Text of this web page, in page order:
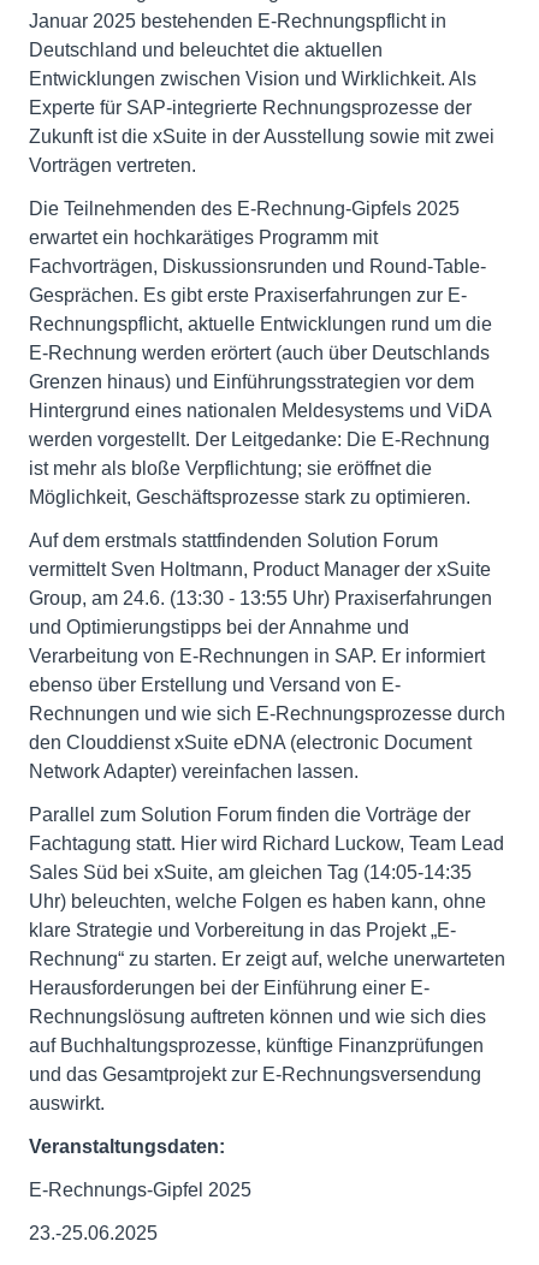
Januar 2025 bestehenden E-Rechnungspflicht in
Deutschland und beleuchtet die aktuellen
Entwicklungen zwischen Vision und Wirklichkeit. Als
Experte für SAP-integrierte Rechnungsprozesse der
Zukunft ist die xSuite in der Ausstellung sowie mit zwei
Vorträgen vertreten.
Die Teilnehmenden des E-Rechnung-Gipfels 2025
erwartet ein hochkarätiges Programm mit
Fachvorträgen, Diskussionsrunden und Round-Table-
Gesprächen. Es gibt erste Praxiserfahrungen zur E-
Rechnungspflicht, aktuelle Entwicklungen rund um die
E-Rechnung werden erörtert (auch über Deutschlands
Grenzen hinaus) und Einführungsstrategien vor dem
Hintergrund eines nationalen Meldesystems und ViDA
werden vorgestellt. Der Leitgedanke: Die E-Rechnung
ist mehr als bloße Verpflichtung; sie eröffnet die
Möglichkeit, Geschäftsprozesse stark zu optimieren.
Auf dem erstmals stattfindenden Solution Forum
vermittelt Sven Holtmann, Product Manager der xSuite
Group, am 24.6. (13:30 - 13:55 Uhr) Praxiserfahrungen
und Optimierungstipps bei der Annahme und
Verarbeitung von E-Rechnungen in SAP. Er informiert
ebenso über Erstellung und Versand von E-
Rechnungen und wie sich E-Rechnungsprozesse durch
den Clouddienst xSuite eDNA (electronic Document
Network Adapter) vereinfachen lassen.
Parallel zum Solution Forum finden die Vorträge der
Fachtagung statt. Hier wird Richard Luckow, Team Lead
Sales Süd bei xSuite, am gleichen Tag (14:05-14:35
Uhr) beleuchten, welche Folgen es haben kann, ohne
klare Strategie und Vorbereitung in das Projekt „E-
Rechnung“ zu starten. Er zeigt auf, welche unerwarteten
Herausforderungen bei der Einführung einer E-
Rechnungslösung auftreten können und wie sich dies
auf Buchhaltungsprozesse, künftige Finanzprüfungen
und das Gesamtprojekt zur E-Rechnungsversendung
auswirkt.
Veranstaltungsdaten:
E-Rechnungs-Gipfel 2025
23.-25.06.2025